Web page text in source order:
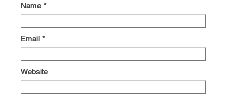
Name *
Email *
Website